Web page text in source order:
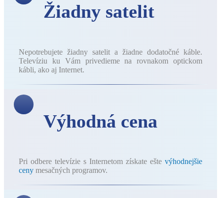
Žiadny satelit
Nepotrebujete žiadny satelit a žiadne dodatočné káble.
Televíziu ku Vám privedieme na rovnakom optickom
kábli, ako aj Internet.
Výhodná cena
Pri odbere televízie s Internetom získate ešte výhodnejšie
ceny mesačných programov.